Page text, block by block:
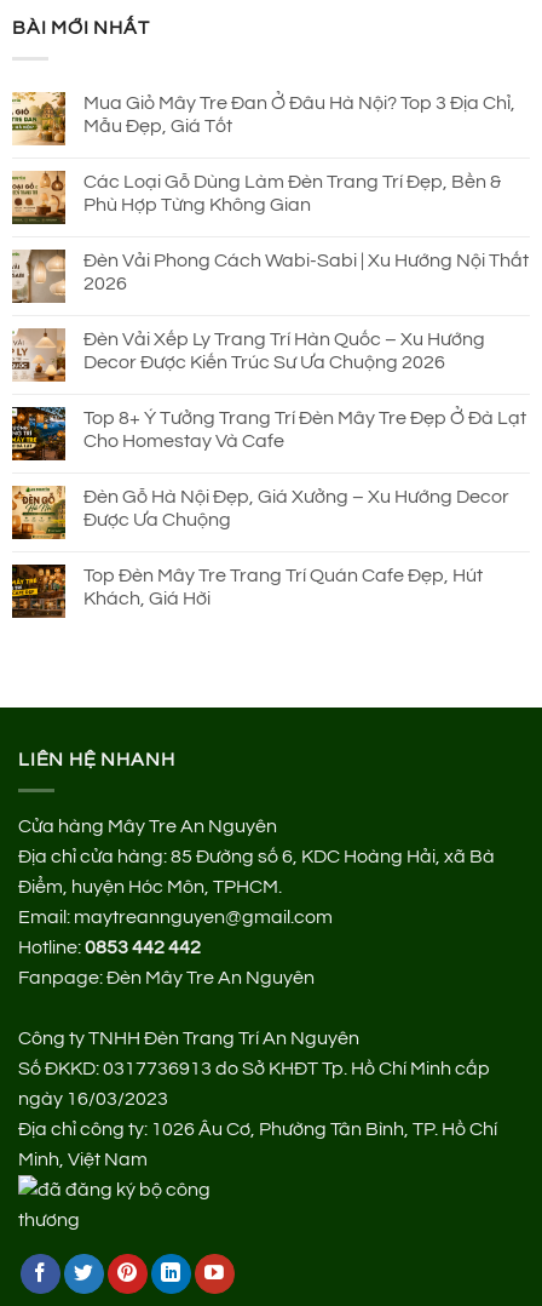
BÀI MỚI NHẤT
Mua Giỏ Mây Tre Đan Ở Đâu Hà Nội? Top 3 Địa Chỉ,
Mẫu Đẹp, Giá Tốt
Các Loại Gỗ Dùng Làm Đèn Trang Trí Đẹp, Bền &
Phù Hợp Từng Không Gian
Đèn Vải Phong Cách Wabi-Sabi | Xu Hướng Nội Thất
2026
Đèn Vải Xếp Ly Trang Trí Hàn Quốc – Xu Hướng
Decor Được Kiến Trúc Sư Ưa Chuộng 2026
Top 8+ Ý Tưởng Trang Trí Đèn Mây Tre Đẹp Ở Đà Lạt
Cho Homestay Và Cafe
Đèn Gỗ Hà Nội Đẹp, Giá Xưởng – Xu Hướng Decor
Được Ưa Chuộng
Top Đèn Mây Tre Trang Trí Quán Cafe Đẹp, Hút
Khách, Giá Hời
LIÊN HỆ NHANH
Cửa hàng Mây Tre An Nguyên
Địa chỉ cửa hàng:85 Đường số 6, KDC Hoàng Hải, xã Bà
Điểm, huyện Hóc Môn, TPHCM.
Email: maytreannguyen@gmail.com
Hotline:0853 442 442
Fanpage:Đèn Mây Tre An Nguyên
Công ty TNHH Đèn Trang Trí An Nguyên
Số ĐKKD: 0317736913 do Sở KHĐT Tp. Hồ Chí Minh cấp
ngày 16/03/2023
Địa chỉ công ty: 1026 Âu Cơ, Phường Tân Bình, TP. Hồ Chí
Minh, Việt Nam